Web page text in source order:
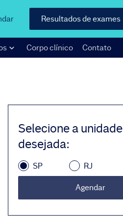
Resultados de exames
Corpo clínico Contato
Selecione a unidade
desejada:
SP RJ
Agendar